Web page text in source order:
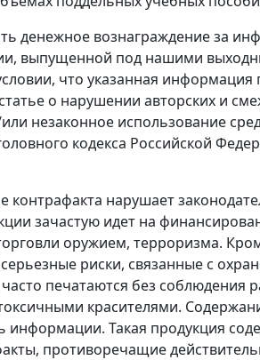
денежное вознаграждение за
выпущенной под нашими
что указанная информация
о нарушении авторских и
незаконное использование
кодекса Российской
нарушает
зачастую идет на
оружием, терроризма.
риски, связанные с
печатаются без соблюдения
красителями.
информации. Такая продукция
противоречащие